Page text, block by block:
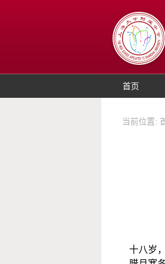
首页
当前位置:
十八岁